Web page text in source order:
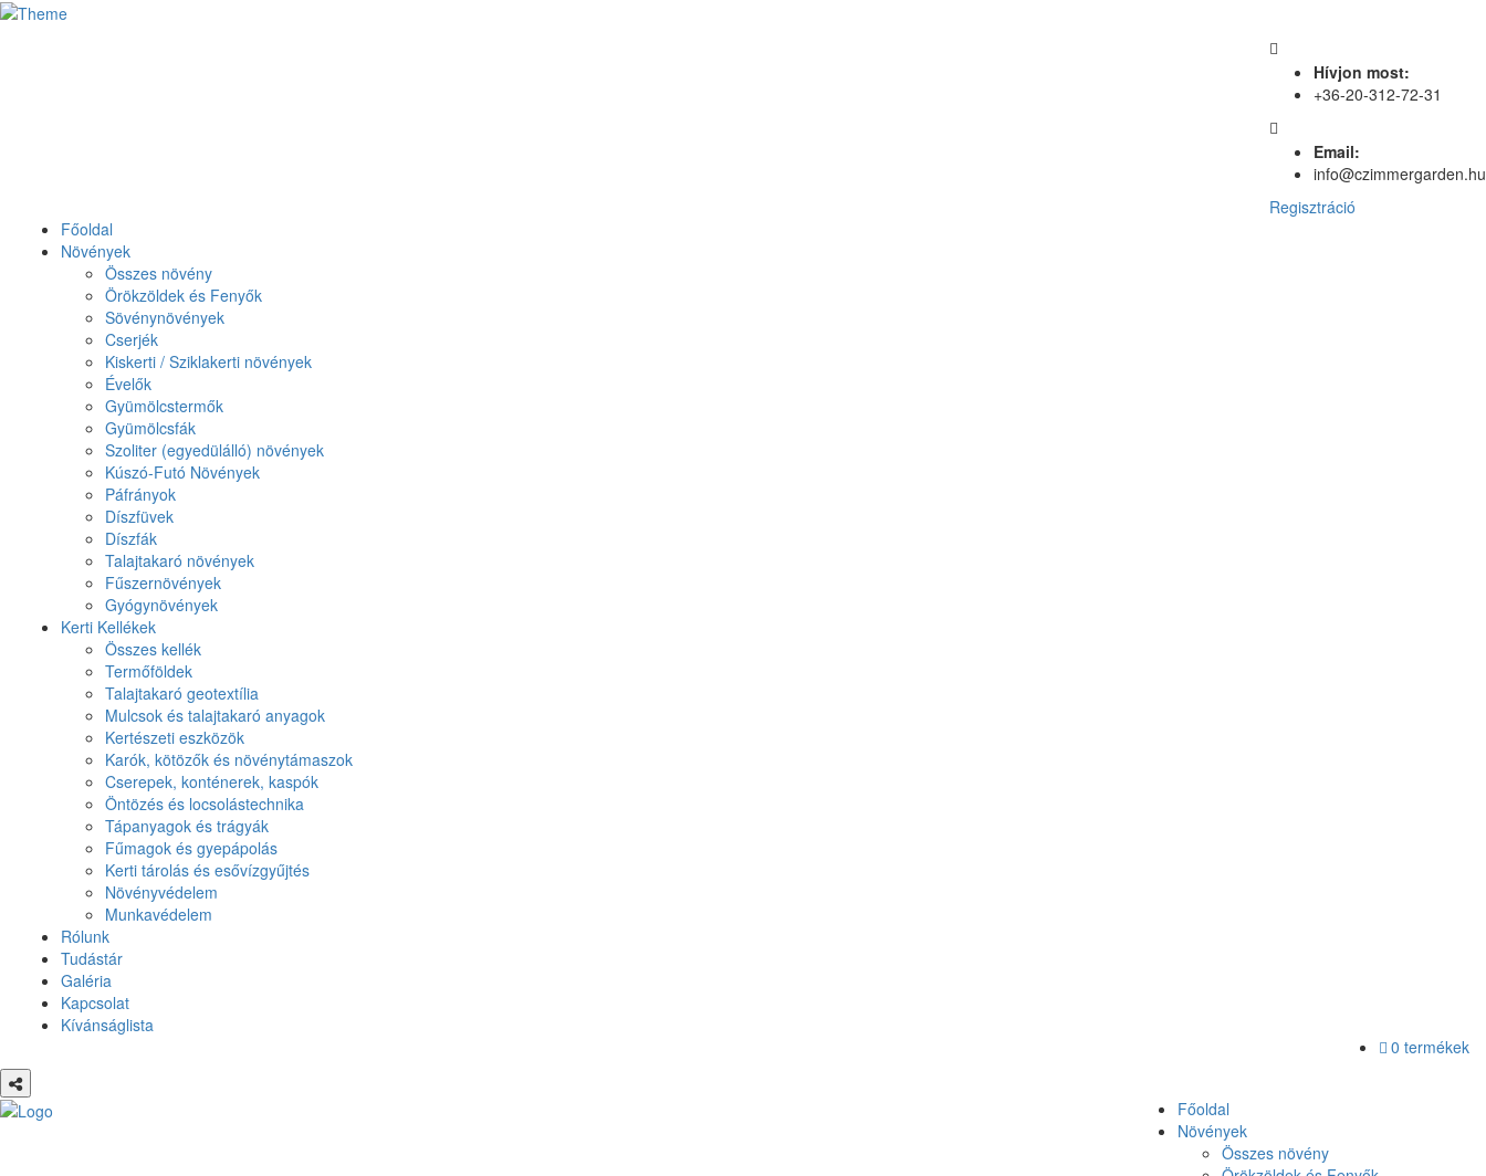
Hívjon most:
+36-20-312-72-31
Email:
info@czimmergarden.hu
Regisztráció
Főoldal
Növények
Összes növény
Örökzöldek és Fenyők
Sövénynövények
Cserjék
Kiskerti / Sziklakerti növények
Évelők
Gyümölcstermők
Gyümölcsfák
Szoliter (egyedülálló) növények
Kúszó-Futó Növények
Páfrányok
Díszfüvek
Díszfák
Talajtakaró növények
Fűszernövények
Gyógynövények
Kerti Kellékek
Összes kellék
Termőföldek
Talajtakaró geotextília
Mulcsok és talajtakaró anyagok
Kertészeti eszközök
Karók, kötözők és növénytámaszok
Cserepek, konténerek, kaspók
Öntözés és locsolástechnika
Tápanyagok és trágyák
Fűmagok és gyepápolás
Kerti tárolás és esővízgyűjtés
Növényvédelem
Munkavédelem
Rólunk
Tudástár
Galéria
Kapcsolat
Kívánságlista
0 termékek
Főoldal
Növények
Összes növény